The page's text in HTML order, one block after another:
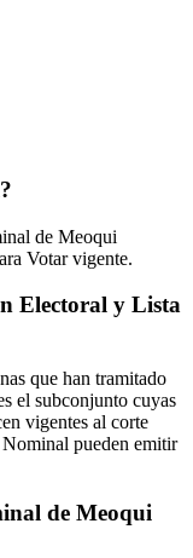
de Meoqui
Votar vigente.
Electoral y Lista
que han tramitado
el subconjunto cuyas
vigentes al corte
pueden emitir
de Meoqui